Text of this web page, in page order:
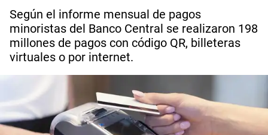
Según el informe mensual de pagos
minoristas del Banco Central se realizaron 198
millones de pagos con código QR, billeteras
virtuales o por internet.